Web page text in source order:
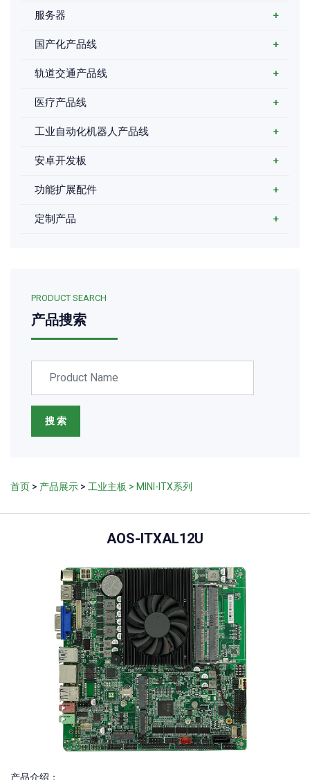
服务器 +
国产化产品线 +
轨道交通产品线 +
医疗产品线 +
工业自动化机器人产品线 +
安卓开发板 +
功能扩展配件 +
定制产品 +
PRODUCT SEARCH
产品搜索
搜 索
首页 > 产品展示 > 工业主板 > MINI-ITX系列
AOS-ITXAL12U
产品介绍：